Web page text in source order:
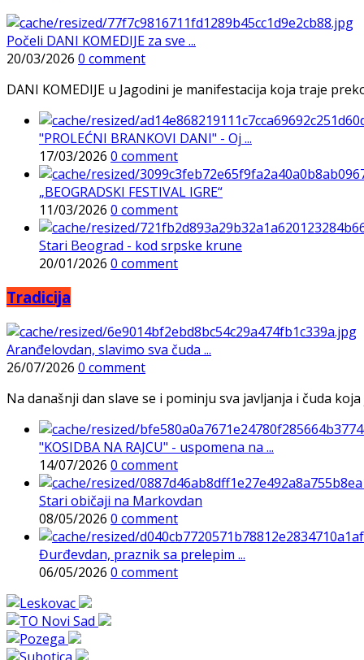
Počeli DANI KOMEDIJE za sve ...
20/03/2026 0 comment
DANI KOMEDIJE u Jagodini je manifestacija koja traje
"PROLEĆNI BRANKOVI DANI" - Oj ...
17/03/2026 0 comment
„BEOGRADSKI FESTIVAL IGRE“
11/03/2026 0 comment
Stari Beograd - kod srpske krune
20/01/2026 0 comment
Tradicija
Aranđelovdan, slavimo sva čuda ...
26/07/2026 0 comment
Na današnji dan slave se i pominju sva javljanja i čuda
"KOSIDBA NA RAJCU" - uspomena na ...
14/07/2026 0 comment
Stari običaji na Markovdan
08/05/2026 0 comment
Đurđevdan, praznik sa prelepim ...
06/05/2026 0 comment